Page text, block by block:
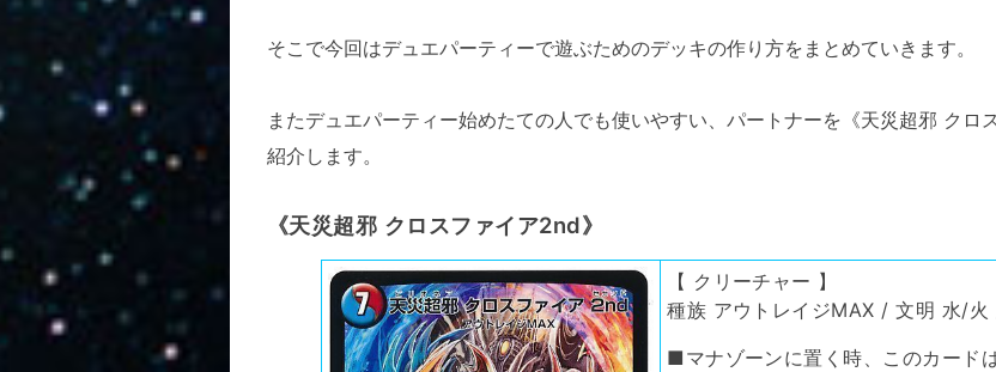
そこで今回はデュエパーティーで遊ぶためのデッキの作り方をまとめていきます。
またデュエパーティー始めたての人でも使いやすい、パートナーを《天災超邪 ク
紹介します。
《天災超邪 クロスファイア2nd》
【 クリーチャー 】
種族 アウトレイジMAX / 文明 水/
■マナゾーンに置く時、このカー